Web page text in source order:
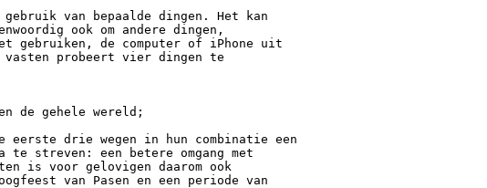
van bepaalde dingen. Het kan
ook om andere dingen,
gebruiken, de computer of iPhone uit
vasten probeert vier dingen te
de gehele wereld;
drie wegen in hun combinatie een
te streven: een betere omgang met
is voor gelovigen daarom ook
van Pasen en een periode van